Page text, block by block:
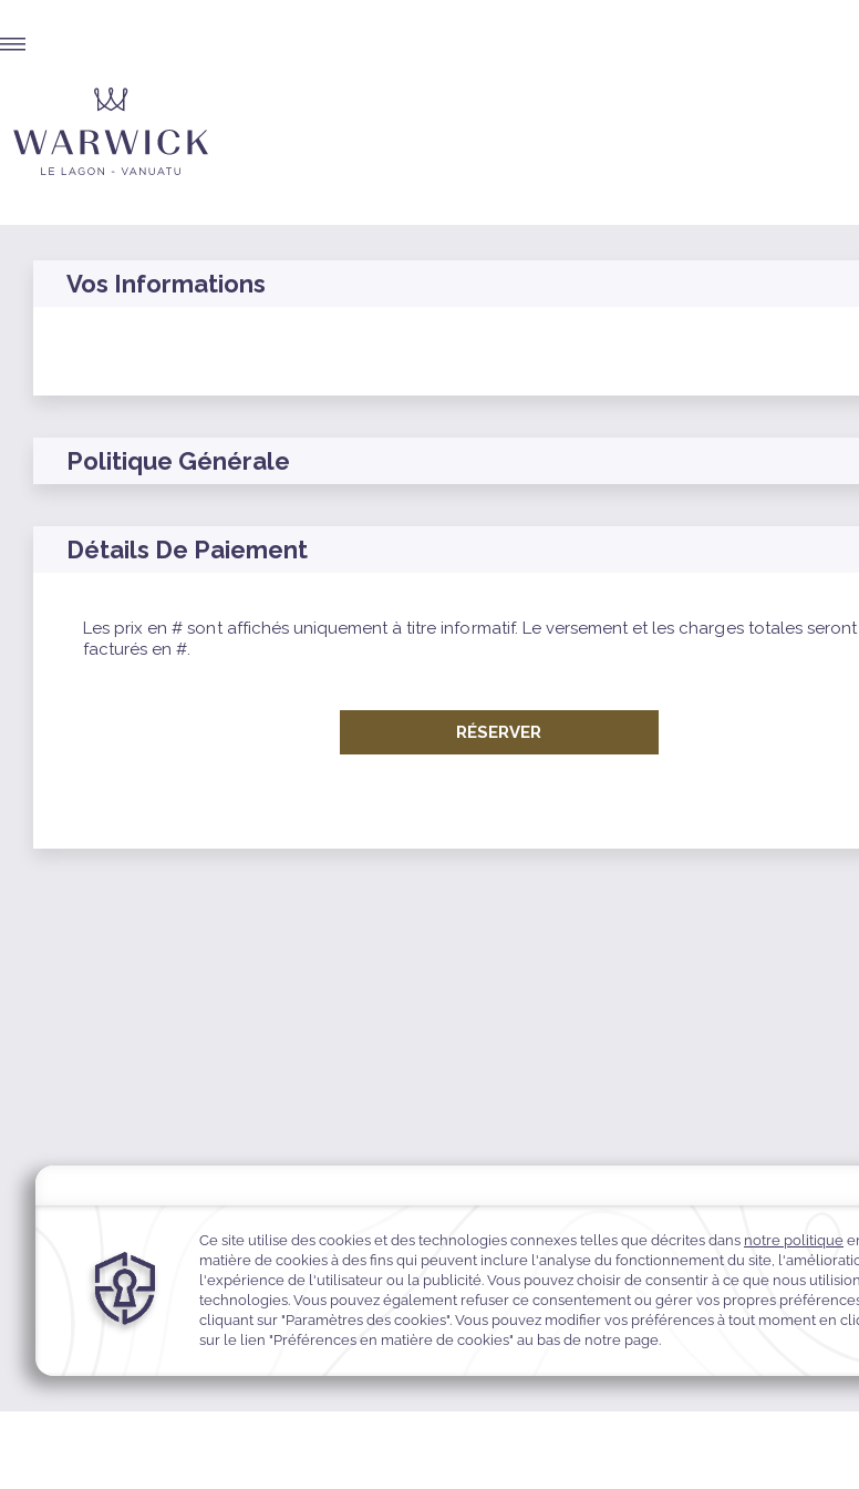
Vos Informations
Politique Générale
Détails De Paiement
Les prix en # sont affichés uniquement à titre informatif. Le versement et les charges totales seront
facturés en #.
RÉSERVER